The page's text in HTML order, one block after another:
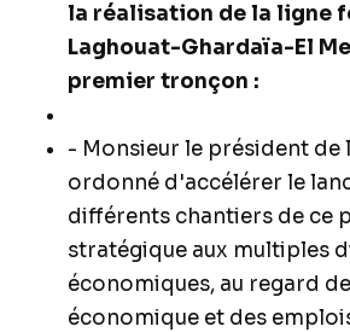
la réalisation de la ligne
Laghouat-Ghardaïa-El
premier tronçon :
- Monsieur le président de
ordonné d'accélérer le
différents chantiers de ce
stratégique aux multiples
économiques, au regard
économique et des